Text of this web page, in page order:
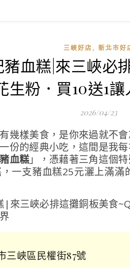
三峽好店 , 新北市好
血糕|來三峽必
生粉．買10送1讓
2026/04/23
幾樣美食，是你來過就不
份的經典小吃，這間是我
血糕」，憑藉著三角這個
一支豬血糕25元灑上滿
三峽區民權街87號